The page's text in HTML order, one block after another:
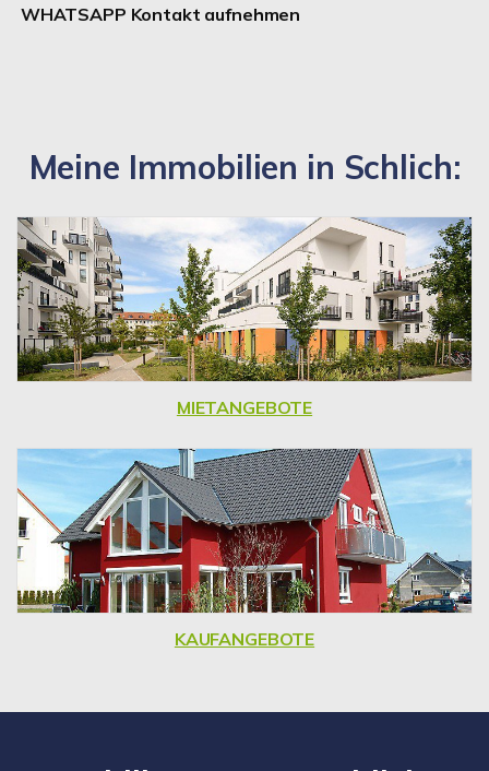
WHATSAPP Kontakt aufnehmen
Meine Immobilien in Schlich:
MIETANGEBOTE
KAUFANGEBOTE